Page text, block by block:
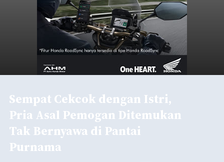
Sempat Cekcok dengan Istri,
Pria Asal Pemogan Ditemukan
Tak Bernyawa di Pantai
Purnama